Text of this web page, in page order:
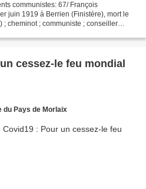
communistes: 67/ François
juin 1919 à Berrien (Finistère), mort le
; cheminot ; communiste ; conseiller
cessez-le feu mondial
du Pays de Morlaix